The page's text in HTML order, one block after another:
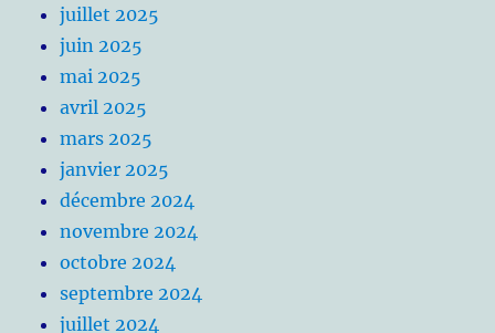
juillet 2025
juin 2025
mai 2025
avril 2025
mars 2025
janvier 2025
décembre 2024
novembre 2024
octobre 2024
septembre 2024
juillet 2024